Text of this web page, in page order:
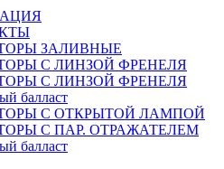
ЗАЛИВНЫЕ
С ЛИНЗОЙ ФРЕНЕЛЯ
С ЛИНЗОЙ ФРЕНЕЛЯ
балласт
С ОТКРЫТОЙ ЛАМПОЙ
С ПАР. ОТРАЖАТЕЛЕМ
балласт